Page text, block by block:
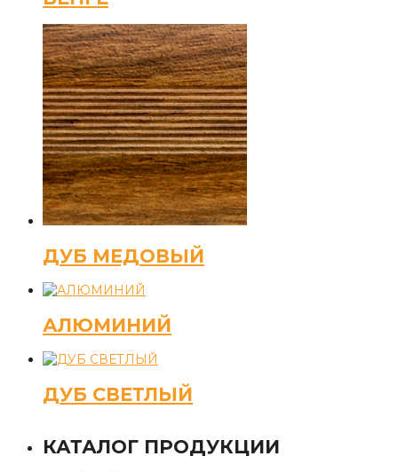
ДУБ МЕДОВЫЙ
АЛЮМИНИЙ
ДУБ СВЕТЛЫЙ
КАТАЛОГ ПРОДУКЦИИ